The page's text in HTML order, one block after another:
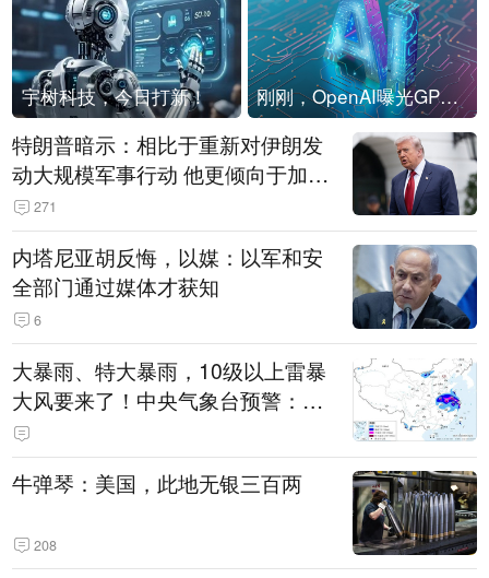
宇树科技，今日打新！ 刚刚，OpenAI曝光GPT-6！传10万亿参数，8月强行发布
特朗普暗示：相比于重新对伊朗发
动大规模军事行动 他更倾向于加大
经济施压
271
内塔尼亚胡反悔，以媒：以军和安
全部门通过媒体才获知
6
大暴雨、特大暴雨，10级以上雷暴
大风要来了！中央气象台预警：今
天到明天，浙江、安徽有特大暴雨
牛弹琴：美国，此地无银三百两
208